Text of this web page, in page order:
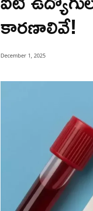
కారణాలివే!
December 1, 2025